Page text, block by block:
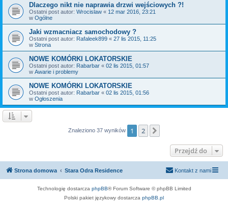
Dlaczego nikt nie naprawia drzwi wejściowych ?!
Ostatni post autor: Wrocislaw « 12 mar 2016, 23:21
w Ogólne
Jaki wzmacniacz samochodowy ?
Ostatni post autor: Rafaleek899 « 27 lis 2015, 11:25
w Strona
NOWE KOMÓRKI LOKATORSKIE
Ostatni post autor: Rabarbar « 02 lis 2015, 01:57
w Awarie i problemy
NOWE KOMÓRKI LOKATORSKIE
Ostatni post autor: Rabarbar « 02 lis 2015, 01:56
w Ogłoszenia
Znaleziono 37 wyników 1 2
Przejdź do
Strona domowa Stara Odra Residence Kontakt z nami
Technologię dostarcza phpBB® Forum Software © phpBB Limited
Polski pakiet językowy dostarcza phpBB.pl